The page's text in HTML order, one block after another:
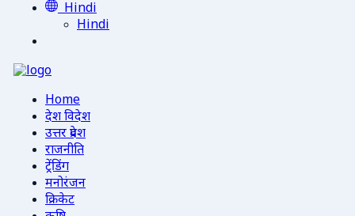
Hindi
Hindi
Home
देश विदेश
उत्तर प्रदेश
राजनीति
ट्रेंडिंग
मनोरंजन
क्रिकेट